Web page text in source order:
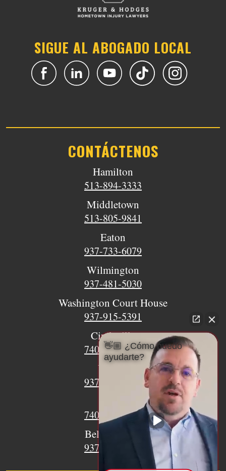
SIGUE AL ABOGADO LOCAL
CONTÁCTENOS
Hamilton
513-894-3333
Middletown
513-805-9841
Eaton
937-733-6079
Wilmington
937-481-5030
Washington Court House
937-915-5391
Circleville
740-620-9018
Urbana
937-770-8932
740-497-4233
Bellefontaine
937-468-5176
👋🏼 ¿Cómo puedo
ayudarte?